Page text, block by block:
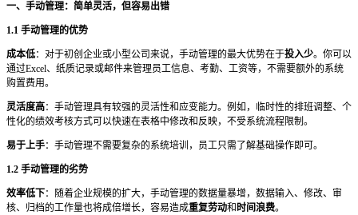
一、手动管理：简单灵活，但容易出错
1.1 手动管理的优势
成本低：对于初创企业或小型公司来说，手动管理的最大优势在于投入少。你可以
通过Excel、纸质记录或邮件来管理员工信息、考勤、工资等，不需要额外的系统
购置费用。
灵活度高：手动管理具有较强的灵活性和应变能力。例如，临时性的排班调整、个
性化的绩效考核方式可以快速在表格中修改和反映，不受系统流程限制。
易于上手：手动管理不需要复杂的系统培训，员工只需了解基础操作即可。
1.2 手动管理的劣势
效率低下 ：随着企业规模的扩大，手动管理的数据量暴增，数据输入、修改、审
核、归档的工作量也将成倍增长，容易造成重复劳动和 时间浪费。